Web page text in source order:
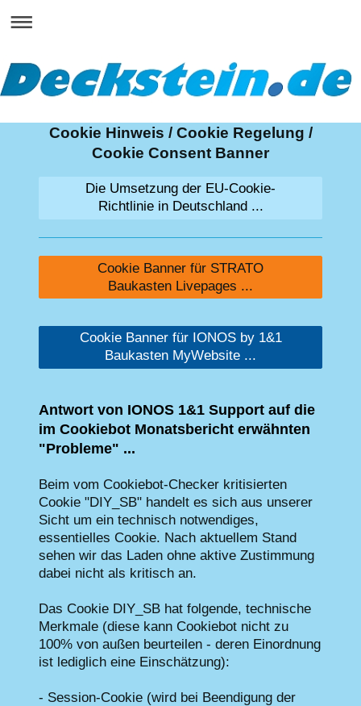
Cookie Hinweis / Cookie Regelung /
Cookie Consent Banner
Die Umsetzung der EU-Cookie-
Richtlinie in Deutschland ...
Cookie Banner für STRATO
Baukasten Livepages ...
Cookie Banner für IONOS by 1&1
Baukasten MyWebsite ...
Antwort von IONOS 1&1 Support auf die
im Cookiebot Monatsbericht erwähnten
"Probleme" ...
Beim vom Cookiebot-Checker kritisierten
Cookie "DIY_SB" handelt es sich aus unserer
Sicht um ein technisch notwendiges,
essentielles Cookie. Nach aktuellem Stand
sehen wir das Laden ohne aktive Zustimmung
dabei nicht als kritisch an.
Das Cookie DIY_SB hat folgende, technische
Merkmale (diese kann Cookiebot nicht zu
100% von außen beurteilen - deren Einordnung
ist lediglich eine Einschätzung):
- Session-Cookie (wird bei Beendigung der